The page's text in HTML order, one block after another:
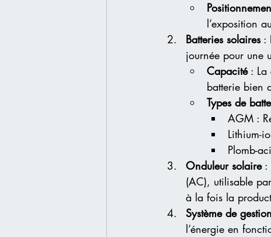
l’exposition
Batteries solaires :
journée pour une
Capacité : La
batterie bien
Types de
AGM :
Lithium-
Plomb-
Onduleur solaire :
(AC), utilisable
à la fois la
Système de gestion
l’énergie en